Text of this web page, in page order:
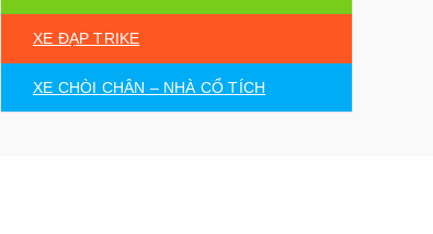
XE ĐẠP TRIKE
XE CHÒI CHÂN – NHÀ CỔ TÍCH